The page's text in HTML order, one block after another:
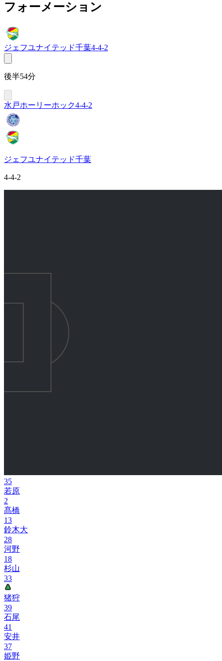
フォーメーション
ジェフユナイテッド千葉4-4-2
後半54分
水戸ホーリーホック4-4-2
ジェフユナイテッド千葉
4-4-2
35
若原
2
髙橋
13
鈴木大
28
河野
18
杉山
33
猪狩
39
石尾
41
安井
37
姫野